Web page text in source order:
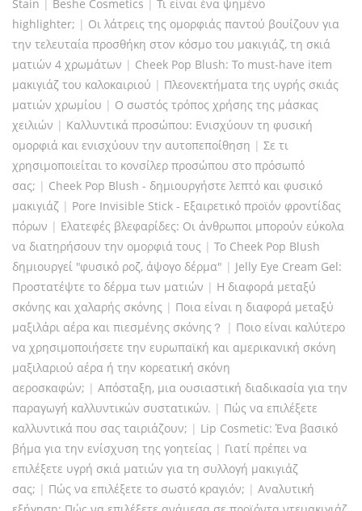
Stain Beshe Cosmetics
Τι είναι ένα ψημένο
highlighter; | Οι λάτρεις της ομορφιάς παντού βουίζουν για
την τελευταία προσθήκη στον κόσμο του μακιγιάζ, τη σκιά
ματιών 4 χρωμάτων | Cheek Pop Blush: Το must-have item
μακιγιάζ του καλοκαιριού | Πλεονεκτήματα της υγρής σκιάς
ματιών χρωμίου | Ο σωστός τρόπος χρήσης της μάσκας
χειλιών | Καλλυντικά προσώπου: Ενισχύουν τη φυσική
ομορφιά και ενισχύουν την αυτοπεποίθηση | Σε τι
χρησιμοποιείται το κονσίλερ προσώπου στο πρόσωπό
σας; | Cheek Pop Blush - δημιουργήστε λεπτό και φυσικό
μακιγιάζ | Pore Invisible Stick - Εξαιρετικό προϊόν φροντίδας
πόρων | Ελατεφές βλεφαρίδες: Οι άνθρωποι μπορούν εύκολα
να διατηρήσουν την ομορφιά τους | Το Cheek Pop Blush
δημιουργεί "φυσικό ροζ, άψογο δέρμα" | Jelly Eye Cream Gel:
Προστατέψτε το δέρμα των ματιών | Η διαφορά μεταξύ
σκόνης και χαλαρής σκόνης | Ποια είναι η διαφορά μεταξύ
μαξιλάρι αέρα και πιεσμένης σκόνης？ | Ποιο είναι καλύτερο
να χρησιμοποιήσετε την ευρωπαϊκή και αμερικανική σκόνη
μαξιλαριού αέρα ή την κορεατική σκόνη
αεροσκαφών; | Απόσταξη, μια ουσιαστική διαδικασία για την
παραγωγή καλλυντικών συστατικών. | Πώς να επιλέξετε
καλλυντικά που σας ταιριάζουν; | Lip Cosmetic: Ένα βασικό
βήμα για την ενίσχυση της γοητείας | Γιατί πρέπει να
επιλέξετε υγρή σκιά ματιών για τη συλλογή μακιγιάζ
σας; | Πώς να επιλέξετε το σωστό κραγιόν; | Αναλυτική